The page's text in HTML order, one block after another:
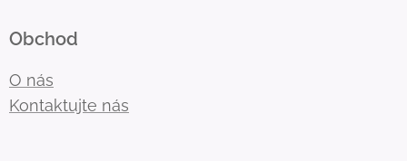
Obchod
O nás
Kontaktujte nás